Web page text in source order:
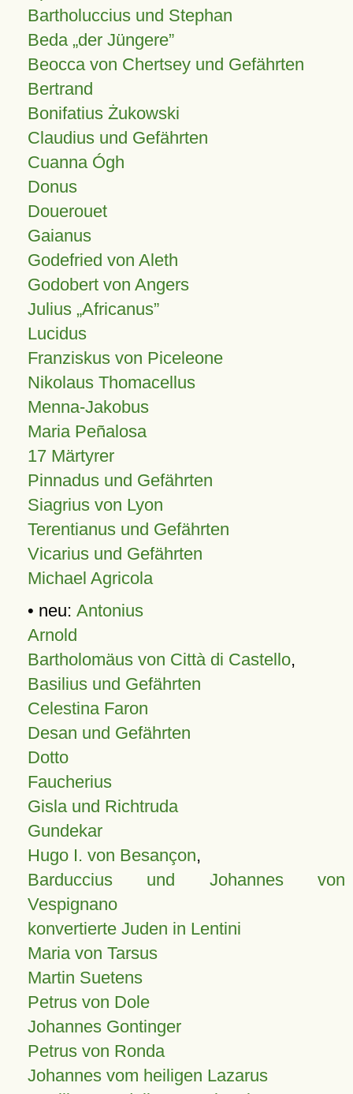
Bartholuccius und Stephan
Beda „der Jüngere”
Beocca von Chertsey und Gefährten
Bertrand
Bonifatius Żukowski
Claudius und Gefährten
Cuanna Ógh
Donus
Douerouet
Gaianus
Godefried von Aleth
Godobert von Angers
Julius Africanus
Lucidus
Franziskus von Piceleone
Nikolaus Thomacellus
Menna-Jakobus
Maria Peñalosa
17 Märtyrer
Pinnadus und Gefährten
Siagrius von Lyon
Terentianus und Gefährten
Vicarius und Gefährten
Michael Agricola
• neu: Antonius
Arnold
Bartholomäus von Città di Castello,
Basilius und Gefährten
Celestina Faron
Desan und Gefährten
Dotto
Faucherius
Gisla und Richtruda
Gundekar
Hugo I. von Besançon,
Barduccius und Johannes von
Vespignano
konvertierte Juden in Lentini
Maria von Tarsus
Martin Suetens
Petrus von Dole
Johannes Gontinger
Petrus von Ronda
Johannes vom heiligen Lazarus